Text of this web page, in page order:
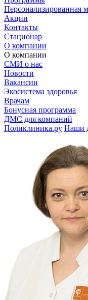
Персонализированная
Акции
Контакты
Стационар
О компании
О компании
СМИ о нас
Новости
Вакансии
Экосистема здоровья
Врачам
Бонусная программа
ДМС для компаний
Поликлиника.ру Наши